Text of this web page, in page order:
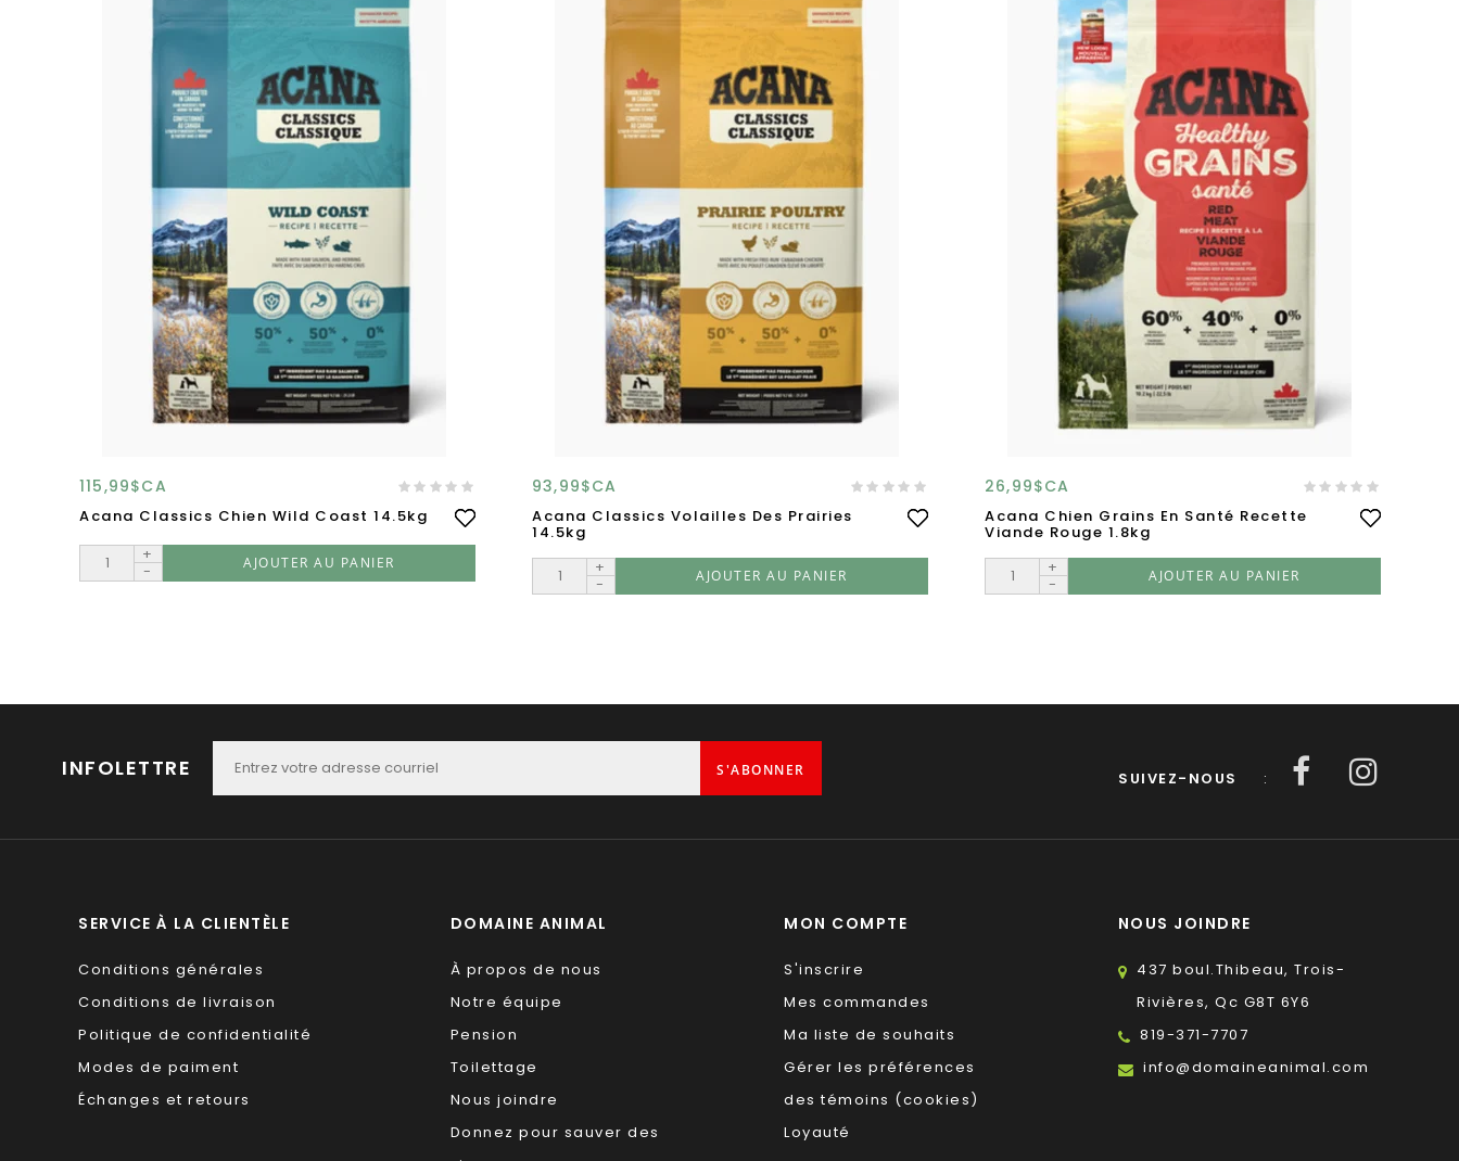
115,99$CA
Acana Classics Chien Wild Coast 14.5kg
+
-
AJOUTER AU PANIER
93,99$CA
Acana Classics Volailles Des Prairies
14.5kg
+
-
AJOUTER AU PANIER
26,99$CA
Acana Chien Grains En Santé Recette
Viande Rouge 1.8kg
+
-
AJOUTER AU PANIER
INFOLETTRE S'ABONNER SUIVEZ-NOUS :
SERVICE À LA CLIENTÈLE
Conditions générales
Conditions de livraison
Politique de confidentialité
Modes de paiment
Échanges et retours
DOMAINE ANIMAL
À propos de nous
Notre équipe
Pension
Toilettage
Nous joindre
Donnez pour sauver des
MON COMPTE
S'inscrire
Mes commandes
Ma liste de souhaits
Gérer les préférences
des témoins (cookies)
Loyauté
NOUS JOINDRE
437 boul.Thibeau, Trois-
Rivières, Qc G8T 6Y6
819-371-7707
info@domaineanimal.com